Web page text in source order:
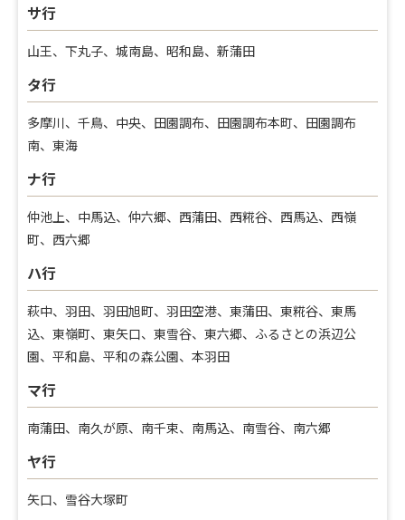
サ行
山王、下丸子、城南島、昭和島、新蒲田
タ行
多摩川、千鳥、中央、田園調布、田園調布本町、田園調布
南、東海
ナ行
仲池上、中馬込、仲六郷、西蒲田、西糀谷、西馬込、西嶺
町、西六郷
ハ行
萩中、羽田、羽田旭町、羽田空港、東蒲田、東糀谷、東馬
込、東嶺町、東矢口、東雪谷、東六郷、ふるさとの浜辺公
園、平和島、平和の森公園、本羽田
マ行
南蒲田、南久が原、南千束、南馬込、南雪谷、南六郷
ヤ行
矢口、雪谷大塚町